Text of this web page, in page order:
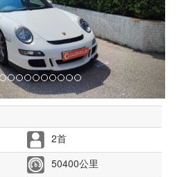
2首
50400公里